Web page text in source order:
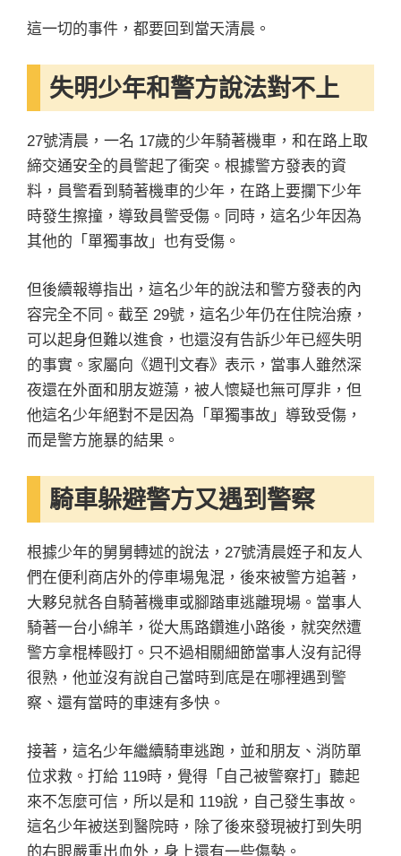
這一切的事件，都要回到當天清晨。
失明少年和警方說法對不上
27號清晨，一名 17歲的少年騎著機車，和在路上取
締交通安全的員警起了衝突。根據警方發表的資
料，員警看到騎著機車的少年，在路上要攔下少年
時發生擦撞，導致員警受傷。同時，這名少年因為
其他的「單獨事故」也有受傷。
但後續報導指出，這名少年的說法和警方發表的內
容完全不同。截至 29號，這名少年仍在住院治療，
可以起身但難以進食，也還沒有告訴少年已經失明
的事實。家屬向《週刊文春》表示，當事人雖然深
夜還在外面和朋友遊蕩，被人懷疑也無可厚非，但
他這名少年絕對不是因為「單獨事故」導致受傷，
而是警方施暴的結果。
騎車躲避警方又遇到警察
根據少年的舅舅轉述的說法，27號清晨姪子和友人
們在便利商店外的停車場鬼混，後來被警方追著，
大夥兒就各自騎著機車或腳踏車逃離現場。當事人
騎著一台小綿羊，從大馬路鑽進小路後，就突然遭
警方拿棍棒毆打。只不過相關細節當事人沒有記得
很熟，他並沒有說自己當時到底是在哪裡遇到警
察、還有當時的車速有多快。
接著，這名少年繼續騎車逃跑，並和朋友、消防單
位求救。打給 119時，覺得「自己被警察打」聽起
來不怎麼可信，所以是和 119說，自己發生事故。
這名少年被送到醫院時，除了後來發現被打到失明
的右眼嚴重出血外，身上還有一些傷勢。